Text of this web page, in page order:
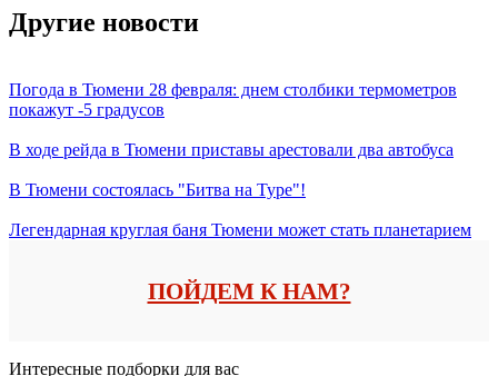
Другие новости
Погода в Тюмени 28 февраля: днем столбики термометров
покажут -5 градусов
В ходе рейда в Тюмени приставы арестовали два автобуса
В Тюмени состоялась "Битва на Туре"!
Легендарная круглая баня Тюмени может стать планетарием
ПОЙДЕМ К НАМ?
Интересные подборки для вас